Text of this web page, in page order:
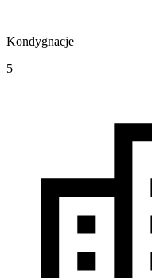
Kondygnacje
5